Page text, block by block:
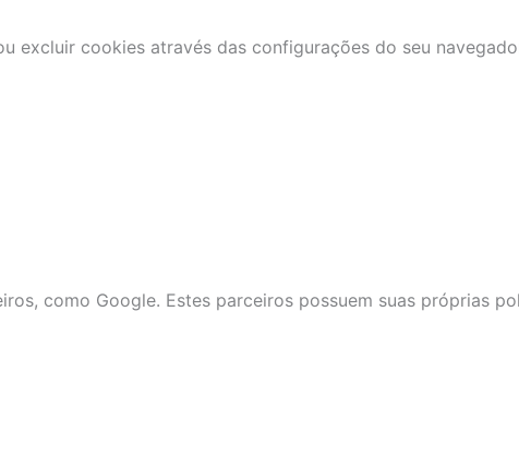
excluir cookies através das configurações do seu
como Google. Estes parceiros possuem suas próprias